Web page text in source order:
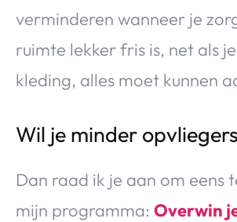
verminderen wanneer je
ruimte lekker fris is, net als
kleding, alles moet kunnen
Wil je minder
Dan raad ik je aan om eens
mijn programma: Overwin